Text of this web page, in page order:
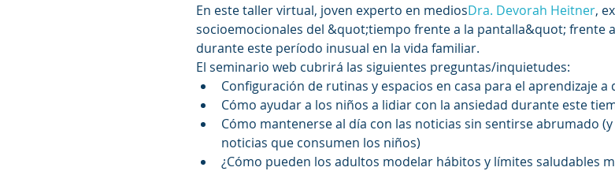
En este taller virtual, joven experto en mediosDra. Devorah Heitner,
socioemocionales del &quot;tiempo frente a la pantalla&quot; frente
durante este período inusual en la vida familiar.
El seminario web cubrirá las siguientes preguntas/inquietudes:
Configuración de rutinas y espacios en casa para el aprendizaje a
Cómo ayudar a los niños a lidiar con la ansiedad durante este
Cómo mantenerse al día con las noticias sin sentirse abrumado
noticias que consumen los niños)
¿Cómo pueden los adultos modelar hábitos y límites saludables